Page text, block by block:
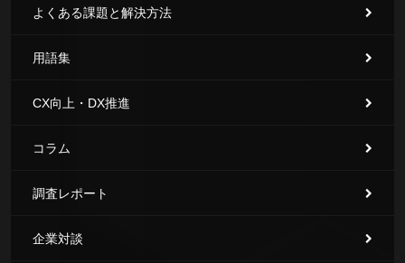
よくある課題と解決方法
用語集
CX向上・DX推進
コラム
調査レポート
企業対談